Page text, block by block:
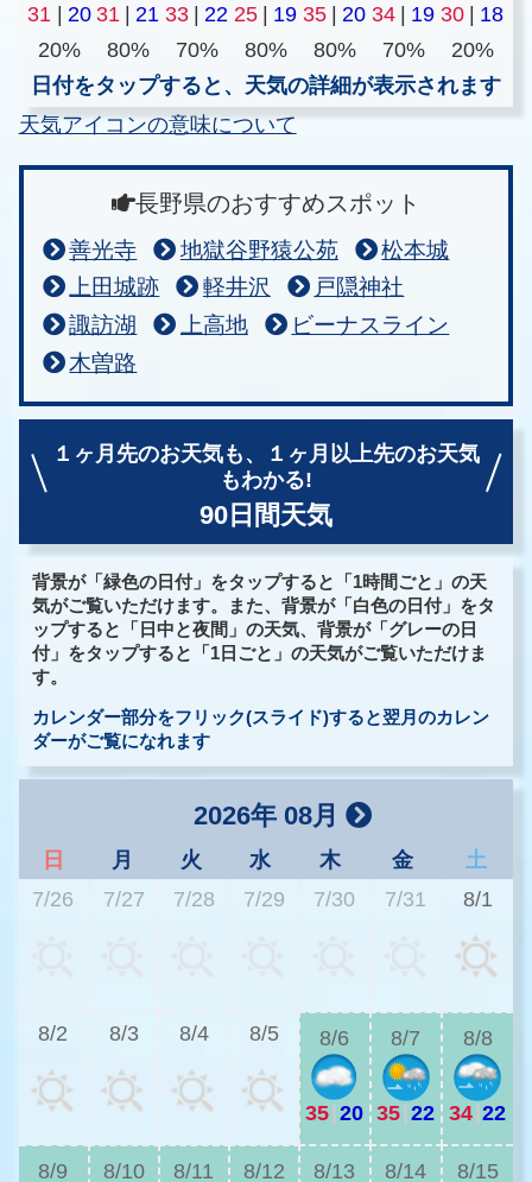
31 | 20 31 | 21 33 | 22 25 | 19 35 | 20 34 | 19 30 | 18
20%
80% 70% 80% 80% 70%
20%
日付をタップすると、天気の詳細が表示されます
天気アイコンの意味について
長野県のおすすめスポット
善光寺 地獄谷野猿公苑
松本城
上田城跡
軽井沢
戸隠神社
諏訪湖
上高地
ビーナスライン
木曽路
１ヶ月先のお天気も、
１ヶ月以上先のお天気
もわかる!
90日間天気
背景が「緑色の日付」をタップすると「1時間ごと」の天
気がご覧いただけます。また、背景が「白色の日付」をタ
ップすると「日中と夜間」の天気、背景が「グレーの日
付」をタップすると「1日ごと」の天気がご覧いただけま
す。
カレンダー部分をフリック(スライド)すると翌月のカレン
ダーがご覧になれます
2026年 08月
日 月 火 水 木 金
土
7/26
7/27 7/28 7/29 7/30 7/31 8/1
8/2 8/3 8/4 8/5 8/6
35|20
8/7
35|22
8/8
34|22
8/9 8/10 8/11 8/12 8/13 8/14 8/15